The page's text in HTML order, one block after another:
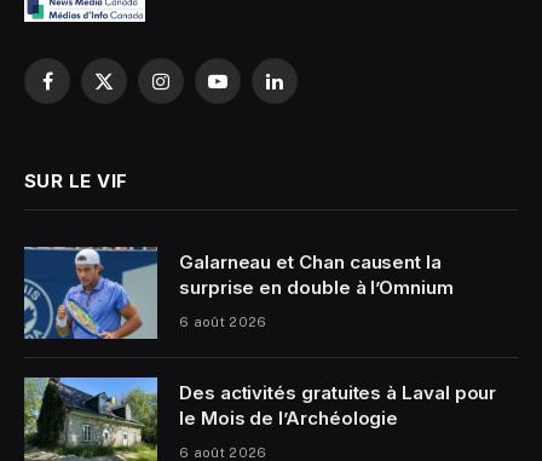
Facebook
X
InstagramYouTubeLinkedIn
SUR LE VIF
Galarneau et Chan causent la
surprise en double à l’Omnium
6 août 2026
Des activités gratuites à Laval pour
le Mois de l’Archéologie
6 août 2026